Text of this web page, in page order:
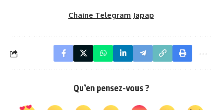
Chaine Telegram Japap
Qu’en pensez-vous ?